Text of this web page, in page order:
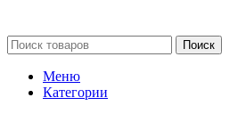
Поиск
Меню
Категории